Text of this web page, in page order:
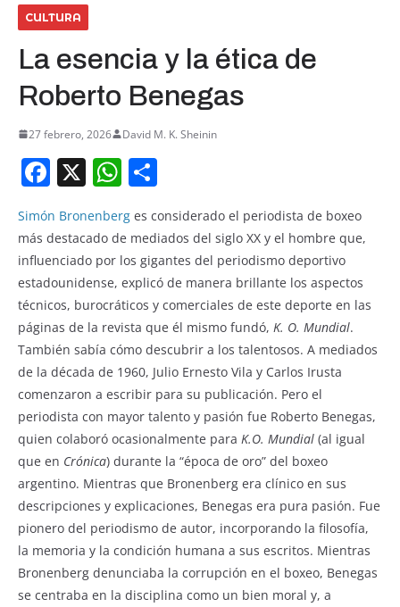
CULTURA
La esencia y la ética de
Roberto Benegas
27 febrero, 2026 David M. K. Sheinin
F
c
e
b
o
o
k
X W
at
s
A
p
p
ar
e
Simón Bronenberg es considerado el periodista de boxeo
más destacado de mediados del siglo XX y el hombre que,
influenciado por los gigantes del periodismo deportivo
estadounidense, explicó de manera brillante los aspectos
técnicos, burocráticos y comerciales de este deporte en las
páginas de la revista que él mismo fundó, K. O. Mundial.
También sabía cómo descubrir a los talentosos. A mediados
de la década de 1960, Julio Ernesto Vila y Carlos Irusta
comenzaron a escribir para su publicación. Pero el
periodista con mayor talento y pasión fue Roberto Benegas,
quien colaboró ocasionalmente para K.O. Mundial (al igual
que en Crónica) durante la “época de oro” del boxeo
argentino. Mientras que Bronenberg era clínico en sus
descripciones y explicaciones, Benegas era pura pasión. Fue
pionero del periodismo de autor, incorporando la filosofía,
la memoria y la condición humana a sus escritos. Mientras
Bronenberg denunciaba la corrupción en el boxeo, Benegas
se centraba en la disciplina como un bien moral y, a